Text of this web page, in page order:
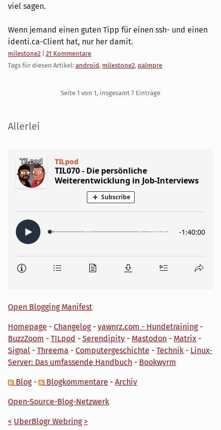
viel sagen.
Wenn jemand einen guten Tipp für einen ssh- und einen
identi.ca-Client hat, nur her damit.
Kategorien:
milestone2
21 Kommentare
Tags für diesen Artikel: android, milestone2, palmpre
Seite 1 von 1, insgesamt 7 Einträge
Seitenleiste
Allerlei
Open Blogging Manifest
Homepage - Changelog- yawnrz.com - Hundetraining-
BuzzZoom - TILpod - Serendipity - Mastodon - Matrix -
Signal - Threema - Computergeschichte - Technik - Linux-
Server: Das umfassende Handbuch - Bookwyrm
Blog- Blogkommentare - Archiv
Open-Source-Blog-Netzwerk
< UberBlogr Webring >